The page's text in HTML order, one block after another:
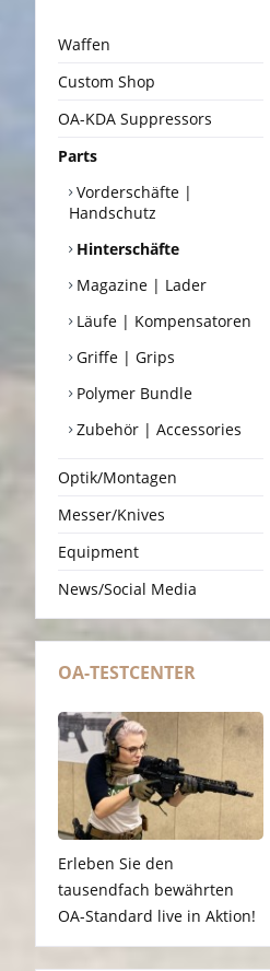
Waffen
Custom Shop
OA-KDA Suppressors
Parts
Vorderschäfte |
Handschutz
Hinterschäfte
Magazine | Lader
Läufe | Kompensatoren
Griffe | Grips
Polymer Bundle
Zubehör | Accessories
Optik/Montagen
Messer/Knives
Equipment
News/Social Media
OA-TESTCENTER
Erleben Sie den
tausendfach bewährten
OA-Standard live in Aktion!